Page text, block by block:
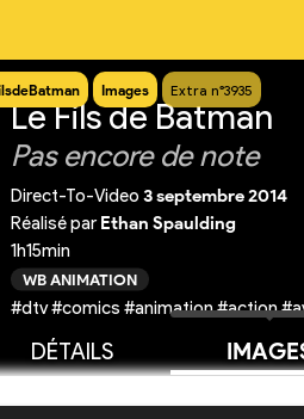
Images Extra n°3935
Le Fils de Batman
Pas encore de note
Direct-To-Video 3 septembre 2014
Réalisé par Ethan Spaulding
1h15min
WB ANIMATION
#dtv #comics #animation #action
DÉTAILS